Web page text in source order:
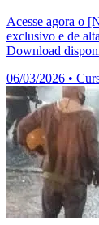
Acesse agora o
exclusivo e de
Download
06/03/2026 •